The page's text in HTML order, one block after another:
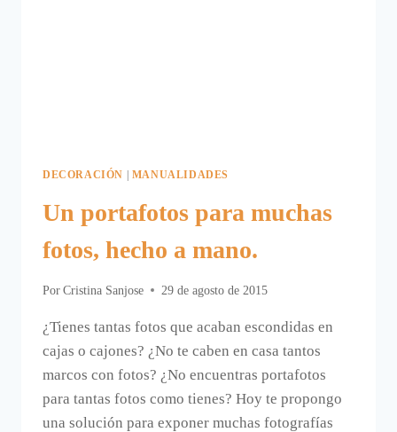
DECORACIÓN MANUALIDADES
Un portafotos para muchas
fotos, hecho a mano.
Por Cristina Sanjose 29 de agosto de 2015
¿Tienes tantas fotos que acaban escondidas en
cajas o cajones? ¿No te caben en casa tantos
marcos con fotos? ¿No encuentras portafotos
para tantas fotos como tienes? Hoy te propongo
una solución para exponer muchas fotografías